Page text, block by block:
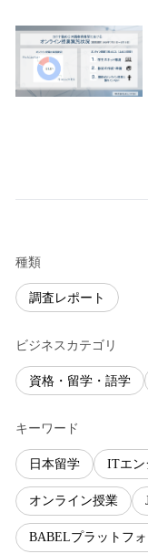
種類
調査レポート
ビジネスカテゴリ
資格・留学・語学
キーワード
日本留学 ITエン
オンライン授業
BABELプラットフ